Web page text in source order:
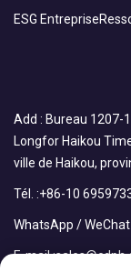
ESG Entreprise
Add : Bureau 1207-
Longfor Haikou
ville de Haikou,
Tél. :+86-10
WhatsApp / WeChat
E-mail :